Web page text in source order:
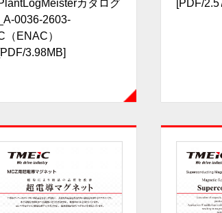
カタログ
_A-0036-2603-
（ENAC）
3.98MB]
[PDF/